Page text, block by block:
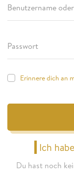
Erinnere dich an
Ich
Du hast noch